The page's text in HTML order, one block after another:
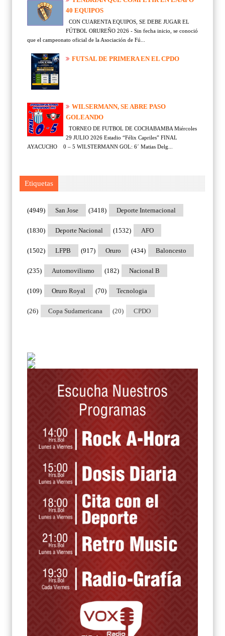
40 EQUIPOS
CON CUARENTA EQUIPOS, SE DEBE JUGAR EL
FÚTBOL ORUREÑO 2026 - Sin fecha inicio, se conoció
que el campeonato oficial de la Asociación de Fú...
FUTSAL DE PRIMERA EN EL CPDO
WILSERMANN, SE ABRE PASO
GOLEANDO
TORNEO DE FUTBOL DE COCHABAMBA Miércoles
29 JULIO 2026 Estadio “Félix Capriles” FINAL
AYACUCHO 0 – 5 WILSTERMANN GOL: 6´ Matias Delg...
Etiquetas
San Jose
(4949) Deporte Internacional
(3418)
Deporte Nacional
(1830) AFO
(1532)
LFPB
(1502) Oruro
(917) Baloncesto
(434)
Automovilismo
(235) Nacional B
(182)
Oruro Royal
(109) Tecnologia
(70)
Copa Sudamericana
(26) CPDO
(20)